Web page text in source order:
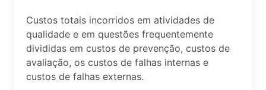
Custos totais incorridos em atividades de
qualidade e em questões frequentemente
divididas em custos de prevenção, custos de
avaliação, os custos de falhas internas e
custos de falhas externas.